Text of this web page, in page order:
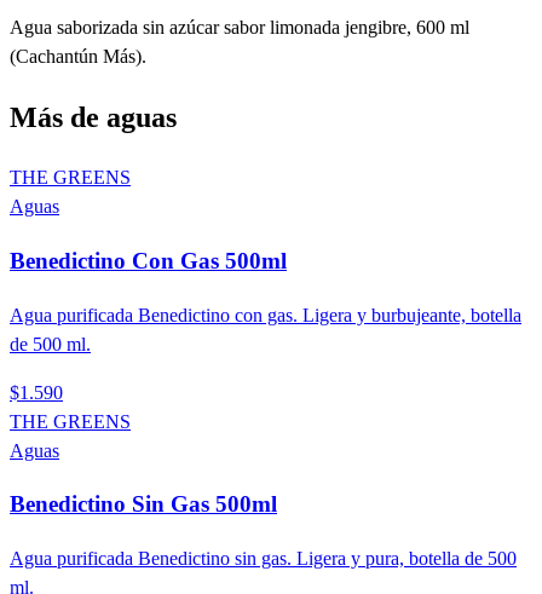
Agua saborizada sin azúcar sabor limonada jengibre, 600 ml
(Cachantún Más).
Más de aguas
THE GREENS
Aguas
Benedictino Con Gas 500ml
Agua purificada Benedictino con gas. Ligera y burbujeante, botella
de 500 ml.
$1.590
THE GREENS
Aguas
Benedictino Sin Gas 500ml
Agua purificada Benedictino sin gas. Ligera y pura, botella de 500
ml.